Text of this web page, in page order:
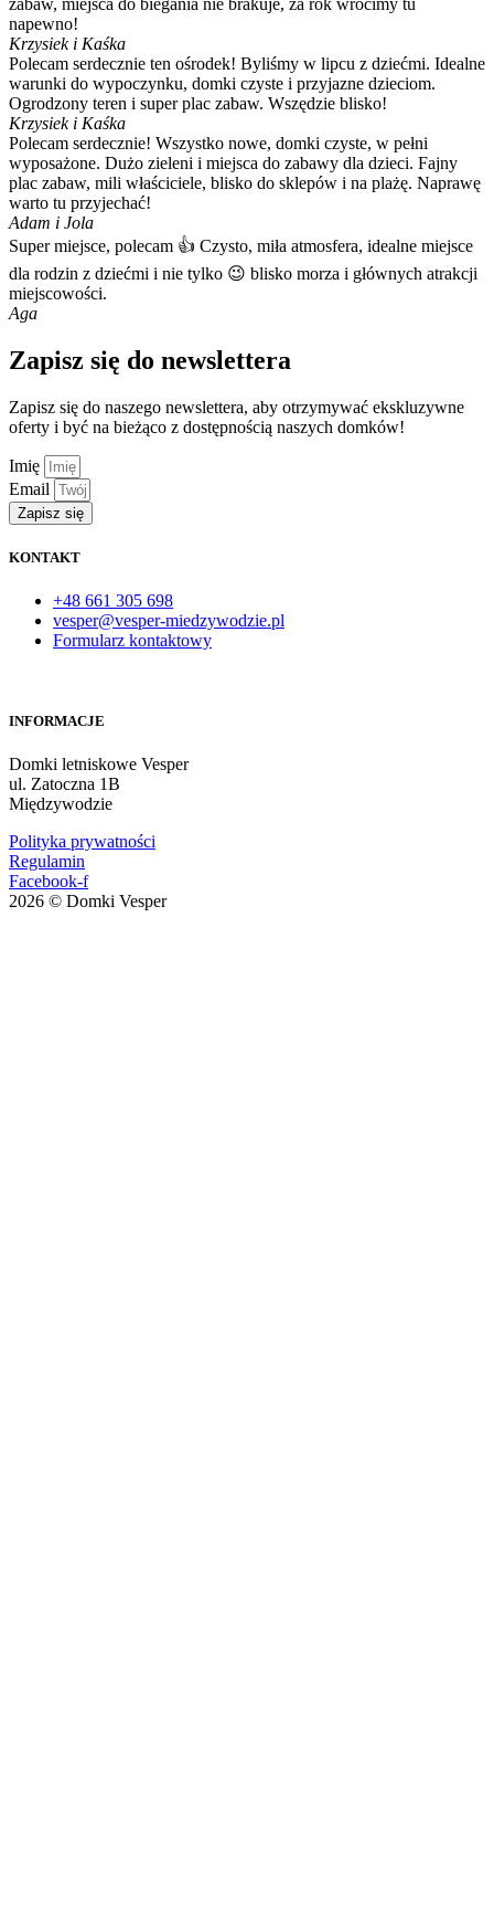
napewno!
Krzysiek i Kaśka
Polecam serdecznie ten ośrodek! Byliśmy w lipcu z dziećmi. Idealne
warunki do wypoczynku, domki czyste i przyjazne dzieciom.
Ogrodzony teren i super plac zabaw. Wszędzie blisko!
Krzysiek i Kaśka
Polecam serdecznie! Wszystko nowe, domki czyste, w pełni
wyposażone. Dużo zieleni i miejsca do zabawy dla dzieci. Fajny
plac zabaw, mili właściciele, blisko do sklepów i na plażę. Naprawę
warto tu przyjechać!
Adam i Jola
Super miejsce, polecam 👍 Czysto, miła atmosfera, idealne miejsce
dla rodzin z dziećmi i nie tylko 😉 blisko morza i głównych atrakcji
miejscowości.
Aga
Zapisz się do newslettera
Zapisz się do naszego newslettera, aby otrzymywać ekskluzywne
oferty i być na bieżąco z dostępnością naszych domków!
Imię
Email
Zapisz się
KONTAKT
+48 661 305 698
vesper@vesper-miedzywodzie.pl
Formularz kontaktowy
INFORMACJE
Domki letniskowe Vesper
ul. Zatoczna 1B
Międzywodzie
Polityka prywatności
Regulamin
Facebook-f
2026 © Domki Vesper